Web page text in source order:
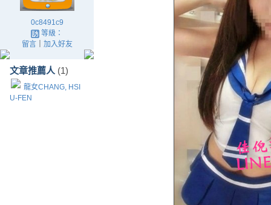
0c8491c9
等級：
留言｜ 加入好友
文章推薦人 (1)
龍女CHANG, HSI
U-FEN